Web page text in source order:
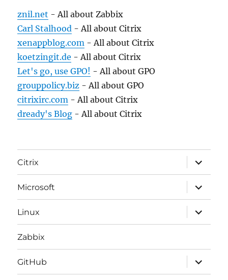
znil.net - All about Zabbix
Carl Stalhood - All about Citrix
xenappblog.com - All about Citrix
koetzingit.de - All about Citrix
Let's go, use GPO! - All about GPO
grouppolicy.biz - All about GPO
citrixirc.com - All about Citrix
dready's Blog - All about Citrix
Citrix
expand
child
menu
Microsoft
expand
child
menu
Linux
expand
child
menu
Zabbix
GitHub
expand
child
menu